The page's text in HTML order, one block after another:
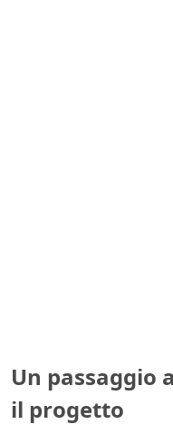
Un passaggio
il progetto